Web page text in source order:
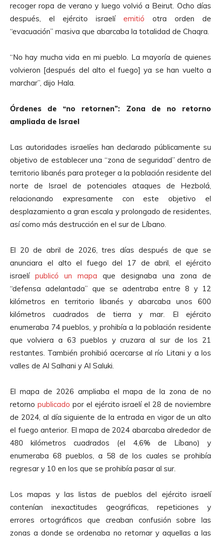
recoger ropa de verano y luego volvió a Beirut. Ocho días
después, el ejército israelí emitió otra orden de
“evacuación” masiva que abarcaba la totalidad de Chaqra.
“No hay mucha vida en mi pueblo. La mayoría de quienes
volvieron [después del alto el fuego] ya se han vuelto a
marchar”, dijo Hala.
Órdenes de “no retornen”: Zona de no retorno
ampliada de Israel
Las autoridades israelíes han declarado públicamente su
objetivo de establecer una “zona de seguridad” dentro de
territorio libanés para proteger a la población residente del
norte de Israel de potenciales ataques de Hezbolá,
relacionando expresamente con este objetivo el
desplazamiento a gran escala y prolongado de residentes,
así como más destrucción en el sur de Líbano.
El 20 de abril de 2026, tres días después de que se
anunciara el alto el fuego del 17 de abril, el ejército
israelí publicó un mapa que designaba una zona de
“defensa adelantada” que se adentraba entre 8 y 12
kilómetros en territorio libanés y abarcaba unos 600
kilómetros cuadrados de tierra y mar. El ejército
enumeraba 74 pueblos, y prohibía a la población residente
que volviera a 63 pueblos y cruzara al sur de los 21
restantes. También prohibió acercarse al río Litani y a los
valles de Al Salhani y Al Saluki.
El mapa de 2026 ampliaba el mapa de la zona de no
retorno publicado por el ejército israelí el 28 de noviembre
de 2024, al día siguiente de la entrada en vigor de un alto
el fuego anterior. El mapa de 2024 abarcaba alrededor de
480 kilómetros cuadrados (el 4,6% de Líbano) y
enumeraba 68 pueblos, a 58 de los cuales se prohibía
regresar y 10 en los que se prohibía pasar al sur.
Los mapas y las listas de pueblos del ejército israelí
contenían inexactitudes geográficas, repeticiones y
errores ortográficos que creaban confusión sobre las
zonas a donde se ordenaba no retornar y aquellas a las